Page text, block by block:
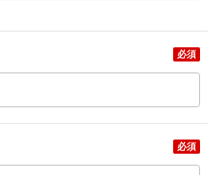
必須
必須